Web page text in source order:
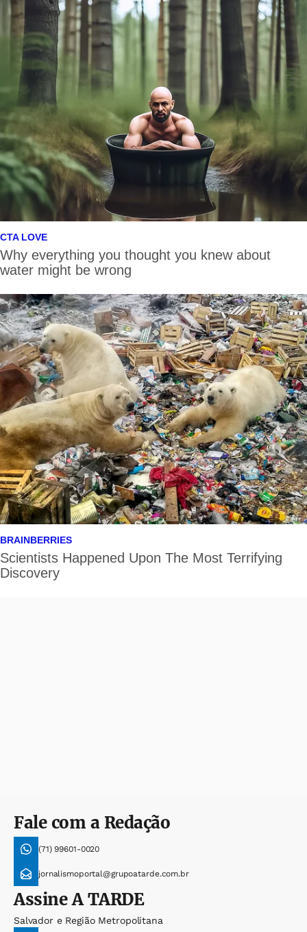
Fale com a Redação
(71) 99601-0020
jornalismoportal@grupoatarde.com.br
AssineA TARDE
Salvador e Região Metropolitana